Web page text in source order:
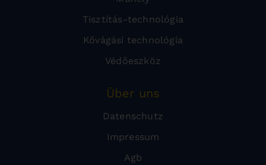
Tisztítás-technológia
Kővágási technológia
Védőeszköz
Über uns
Datenschutz
Impressum
Agb